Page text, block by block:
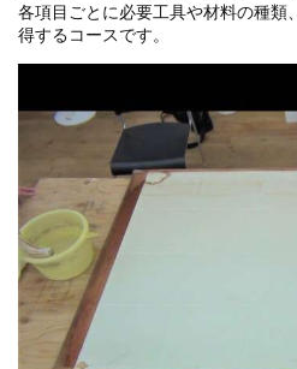
各項目ごとに必要工具や材料の種類
得するコースです。